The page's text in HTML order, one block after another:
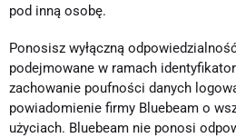
pod inną osobę.
Ponosisz wyłączną
podejmowane w ramach
zachowanie poufności danych
powiadomienie firmy Bluebeam o
użyciach. Bluebeam nie ponosi